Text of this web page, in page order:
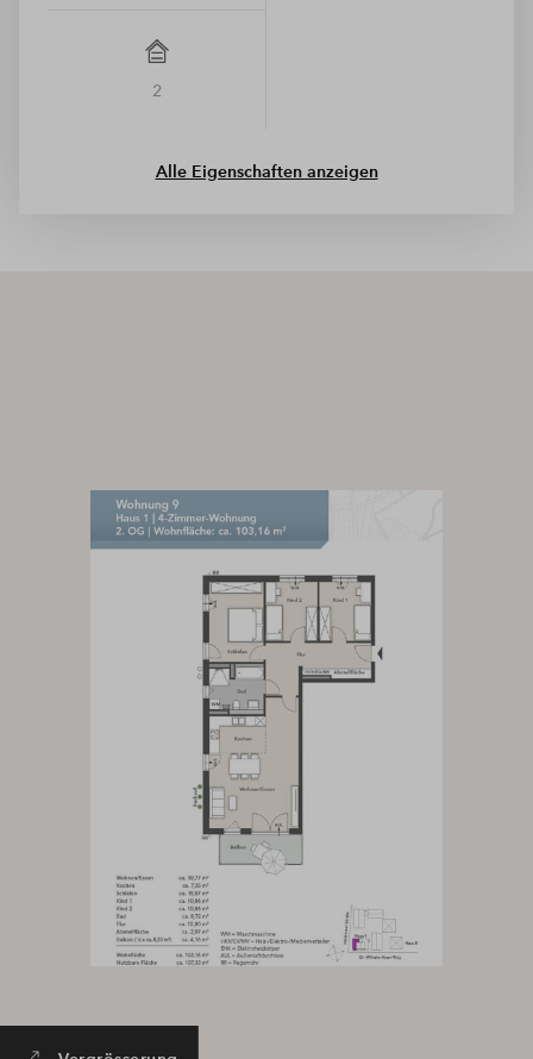
2
Alle Eigenschaften anzeigen
des Service zu, um diese Inhalte anzuzeigen.
Mehr Informationen
Akzeptieren
Usercentrics Consent Management
Platform